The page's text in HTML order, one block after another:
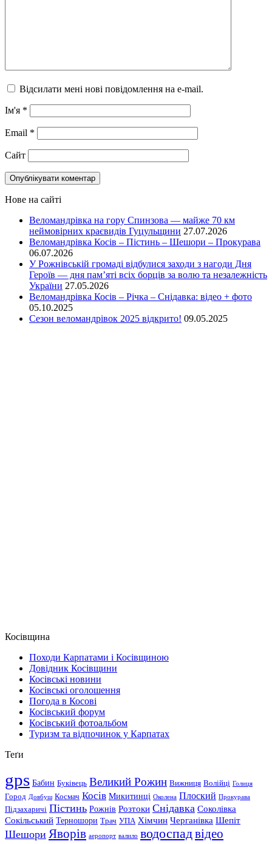
Відсилати мені нові повідомлення на e-mail.
Ім'я *
Email *
Сайт
Нове на сайті
Веломандрівка на гору Спинзова — майже 70 км
неймовірних краєвидів Гуцульщини 27.07.2026
Веломандрівка Косів – Пістинь – Шешори – Прокурава
06.07.2026
У Рожнівській громаді відбулися заходи з нагоди Дня
Героїв — дня пам’яті всіх борців за волю та незалежність
України 27.05.2026
Веломандрівка Косів – Річка – Снідавка: відео + фото
05.10.2025
Сезон веломандрівок 2025 відкрито! 09.05.2025
Косівщина
Походи Карпатами і Косівщиною
Довідник Косівщини
Косівські новини
Косівські оголошення
Погода в Косові
Косівський форум
Косівський фотоальбом
Туризм та відпочинок у Карпатах
Теґи
gps Бабин Буківець Великий Рожин Вижниця Волійці Голиця
Город Довбуш Космач Косів Микитинці Околена Плоский Прокурава
Підзахаричі Пістинь Рожнів Розтоки Снідавка Соколівка
Сокільський Терношори Трач УПА Хімчин Черганівка Шепіт
Шешори Яворів аеропорт валило водоспадвідео